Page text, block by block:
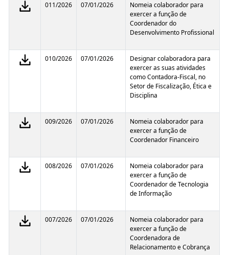
011/2026 07/01/2026
Nomeia colaborador para
exercer a função de
Coordenador do
Desenvolvimento Profissional
010/2026 07/01/2026
Designar colaboradora para
exercer as suas atividades
como Contadora-Fiscal, no
Setor de Fiscalização, Ética e
Disciplina
009/2026 07/01/2026
Nomeia colaborador para
exercer a função de
Coordenador Financeiro
008/2026 07/01/2026
Nomeia colaborador para
exercer a função de
Coordenador de Tecnologia
de Informação
007/2026 07/01/2026
Nomeia colaborador para
exercer a função de
Coordenadora de
Relacionamento e Cobrança